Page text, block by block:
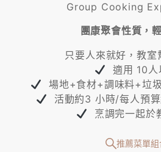
Group Cooking
團康聚會性質，
只要人來就好，教室
適用 10人
場地+食材+調味料+垃
活動約3 小時/每人預
烹調完一起於
推薦菜單組